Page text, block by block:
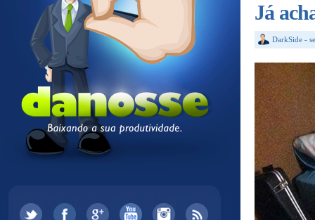
Já
DarkSide -